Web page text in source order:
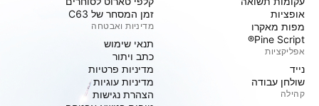
אופציות
מפות מאקרו
Pine Script®
אפליקציות
נייד
שולחן עבודה
קהילה
זמן המסחר של C63
מדיניות ואבטחה
תנאי שימוש
כתב ויתור
מדיניות פרטיות
מדיניות עוגיות
הצהרת נגישות